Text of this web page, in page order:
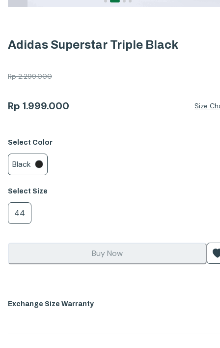
Adidas Superstar Triple Black
Rp2.299.000
Rp 1.999.000 Size
Select Color
Black
Select Size
44
Buy Now
Exchange Size Warranty